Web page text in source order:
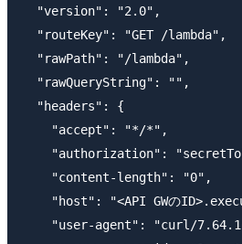
  "version": "2.0",
  "routeKey": "GET /lambda",
  "rawPath": "/lambda",
  "rawQueryString": "",
  "headers": {
    "accept": "*/*",
"authorization":
    "content-length": "0",
"host": "<API GWの
"user-agent": "curl/